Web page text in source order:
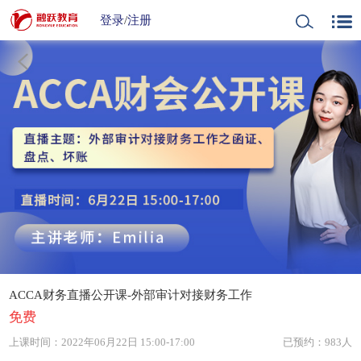
登录/注册
ACCA财务直播公开课-外部审计对接财务工作
免费
上课时间：2022年06月22日 15:00-17:00 已预约：983人